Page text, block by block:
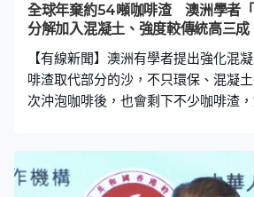
全球年棄約54噸咖啡渣 澳洲學者
分解加入混凝土、強度較傳統高三成
【有線新聞】澳洲有學者提出強化混
啡渣取代部分的沙，不只環保、混凝
次沖泡咖啡後，也會剩下不少咖啡渣
來生產混凝土。混凝土的製造過程需